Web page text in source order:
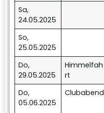
Sa,
24.05.2025
So,
25.05.2025
Do,
29.05.2025
Himmelfah
rt
Do,
05.06.2025
Clubabend